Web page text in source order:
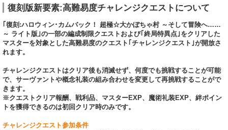
復刻版新要素:高難易度チャレンジクエストについて
｢復刻:ハロウィン･カムバック！ 超極☆大かぼちゃ村 ～そして冒険へ……
～ ライト版｣の一部の編成制限クエストおよび｢終局特異点｣をクリアした
マスターを対象とした高難易度のクエスト｢チャレンジクエスト｣が開放さ
れます。
チャレンジクエストはクリア後も消滅せず、何度でも挑戦することが可能
で、サーヴァントや概念礼装の組み合わせを変更して再挑戦することがで
きます。
※クエストクリア報酬、戦利品、マスターEXP、魔術礼装EXP、絆ポイン
トを獲得できるのは初回クリア時のみです。
チャレンジクエスト参加条件